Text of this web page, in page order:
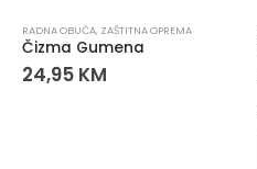
RADNA OBUĆA, ZAŠTITNA OPREMA
Čizma Gumena
24,95 KM